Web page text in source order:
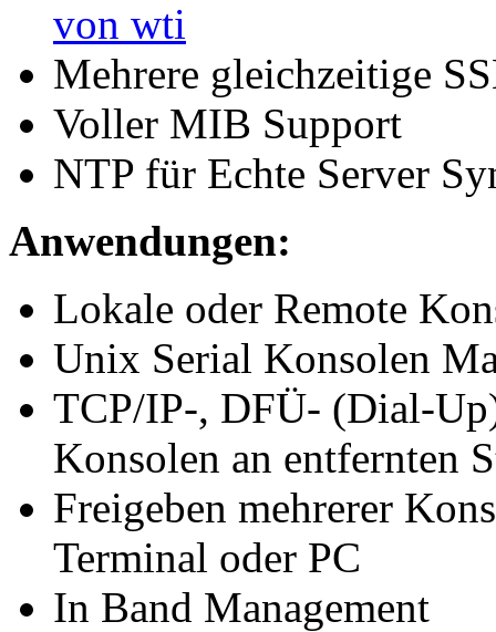
von wti
Mehrere gleichzeitige
Voller MIB Support
NTP für Echte Server
Anwendungen:
Lokale oder Remote
Unix Serial Konsolen
TCP/IP-, DFÜ- (Dial-
Konsolen an entfernten
Freigeben mehrerer
Terminal oder PC
In Band Management